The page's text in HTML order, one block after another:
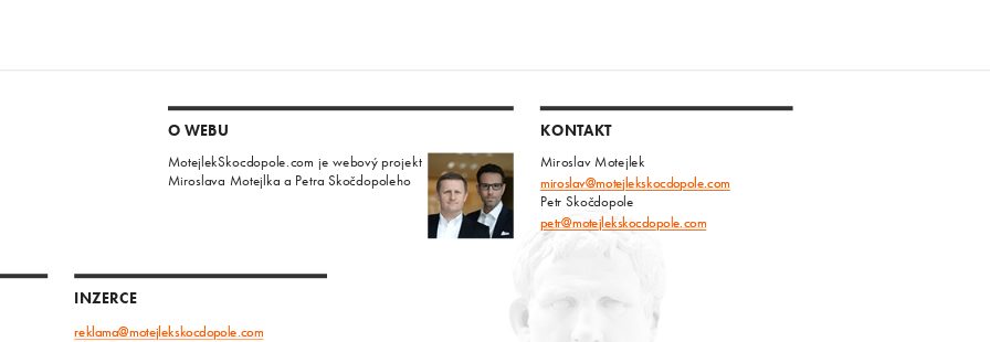
O WEBU
MotejlekSkocdopole.com je webový projekt
Miroslava Motejlka a Petra Skočdopoleho
KONTAKT
Miroslav Motejlek
miroslav@motejlekskocdopole.com
Petr Skočdopole
petr@motejlekskocdopole.com
INZERCE
reklama@motejlekskocdopole.com